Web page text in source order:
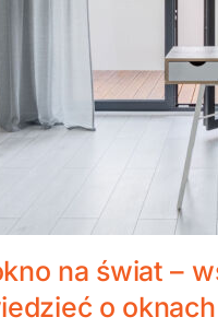
na świat –
o